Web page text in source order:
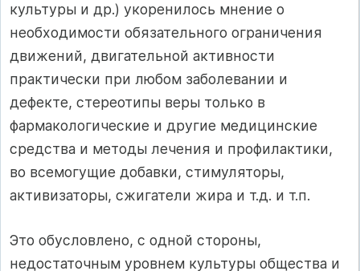
культуры и др.) укоренилось мнение о
необходимости обязательного ограничения
движений, двигательной активности
практически при любом заболевании и
дефекте, стереотипы веры только в
фармакологические и другие медицинские
средства и методы лечения и профилактики,
во всемогущие добавки, стимуляторы,
активизаторы, сжигатели жира и т.д. и т.п.
Это обусловлено, с одной стороны,
недостаточным уровнем культуры общества и